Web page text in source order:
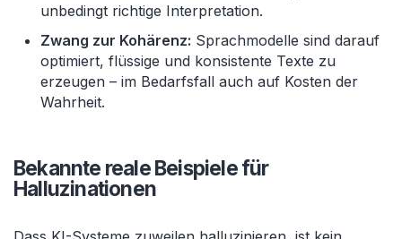
unbedingt richtige Interpretation.
Zwang zur Kohärenz: Sprachmodelle sind darauf
optimiert, flüssige und konsistente Texte zu
erzeugen – im Bedarfsfall auch auf Kosten der
Wahrheit.
Bekannte reale Beispiele für
Halluzinationen